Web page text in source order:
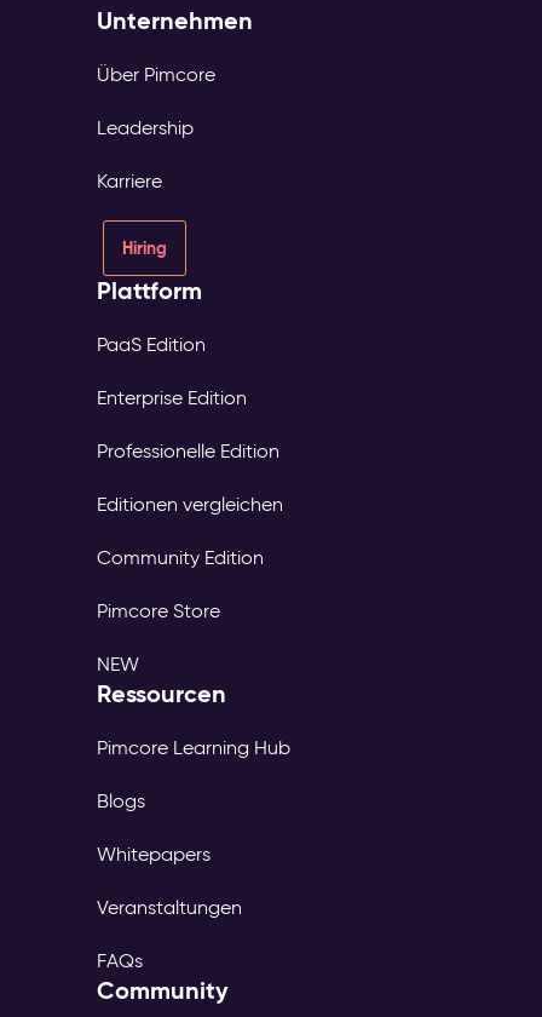
Unternehmen
Über Pimcore
Leadership
Karriere
Hiring
Plattform
PaaS Edition
Enterprise Edition
Professionelle Edition
Editionen vergleichen
Community Edition
Pimcore Store
NEW
Ressourcen
Pimcore Learning Hub
Blogs
Whitepapers
Veranstaltungen
FAQs
Community